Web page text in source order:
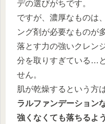
デの選びがちです。
ですが、濃厚なものは
ング剤が必要なものが
落とす力の強いクレン
分を取りすぎている…
せん。
肌が乾燥するという方は
ラルファンデーション
強くなくても落ちるよ